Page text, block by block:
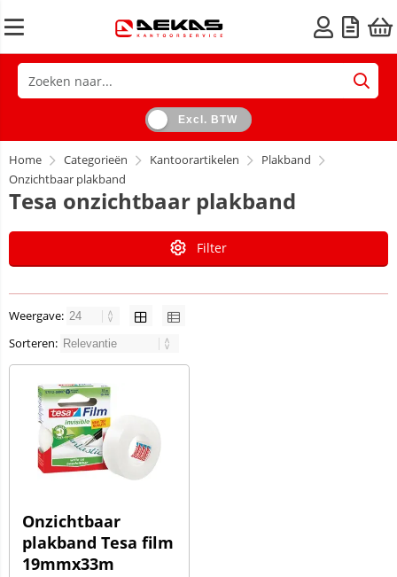
Excl. BTW
Home Categorieën Kantoorartikelen
Plakband
Onzichtbaar plakband
Tesa onzichtbaar plakband
Filter
Weergave:
Sorteren:
Onzichtbaar
plakband Tesa film
19mmx33m